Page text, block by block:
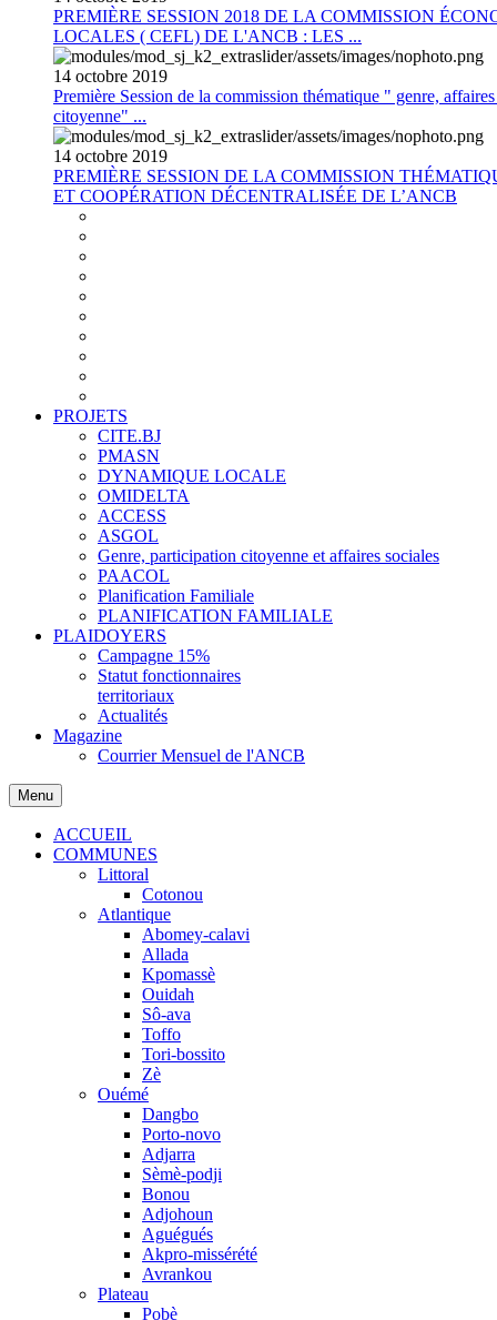
PREMIÈRE SESSION 2018 DE LA COMMISSION
LOCALES ( CEFL) DE L'ANCB : LES ...
14 octobre 2019
Première Session de la commission thématique " genre,
citoyenne" ...
14 octobre 2019
PREMIÈRE SESSION DE LA COMMISSION
ET COOPÉRATION DÉCENTRALISÉE DE L’ANCB
PROJETS
CITE.BJ
PMASN
DYNAMIQUE LOCALE
OMIDELTA
ACCESS
ASGOL
Genre, participation citoyenne et affaires sociales
PAACOL
Planification Familiale
PLANIFICATION FAMILIALE
PLAIDOYERS
Campagne 15%
Statut fonctionnaires
territoriaux
Actualités
Magazine
Courrier Mensuel de l'ANCB
Menu
ACCUEIL
COMMUNES
Littoral
Cotonou
Atlantique
Abomey-calavi
Allada
Kpomassè
Ouidah
Sô-ava
Toffo
Tori-bossito
Zè
Ouémé
Dangbo
Porto-novo
Adjarra
Sèmè-podji
Bonou
Adjohoun
Aguégués
Akpro-missérété
Avrankou
Plateau
Pobè